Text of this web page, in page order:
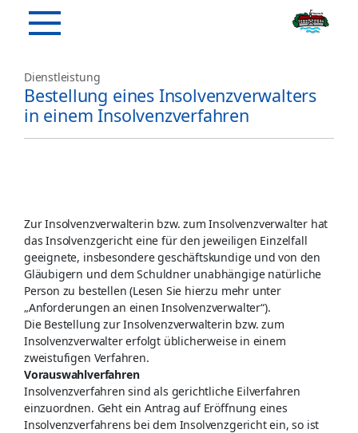
Dienstleistung
Bestellung eines Insolvenzverwalters
in einem Insolvenzverfahren
Zur Insolvenzverwalterin bzw. zum Insolvenzverwalter hat
das Insolvenzgericht eine für den jeweiligen Einzelfall
geeignete, insbesondere geschäftskundige und von den
Gläubigern und dem Schuldner unabhängige natürliche
Person zu bestellen (Lesen Sie hierzu mehr unter
„Anforderungen an einen Insolvenzverwalter“).
Die Bestellung zur Insolvenzverwalterin bzw. zum
Insolvenzverwalter erfolgt üblicherweise in einem
zweistufigen Verfahren.
Vorauswahlverfahren
Insolvenzverfahren sind als gerichtliche Eilverfahren
einzuordnen. Geht ein Antrag auf Eröffnung eines
Insolvenzverfahrens bei dem Insolvenzgericht ein, so ist